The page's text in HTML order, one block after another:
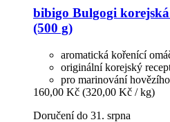
bibigo Bulgogi
(500 g)
aromatická kořenící
originální korejský
pro marinování
160,00 Kč (320,00 Kč / kg)
Doručení do 31. srpna